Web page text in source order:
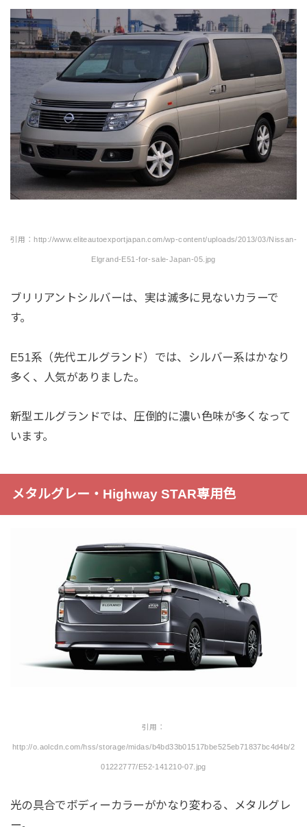
引用：http://www.eliteautoexportjapan.com/wp-content/uploads/2013/03/Nissan-
Elgrand-E51-for-sale-Japan-05.jpg
ブリリアントシルバーは、実は滅多に見ないカラーで
す。
E51系（先代エルグランド）では、シルバー系はかなり
多く、人気がありました。
新型エルグランドでは、圧倒的に濃い色味が多くなって
います。
メタルグレー・Highway STAR専用色
引用：
http://o.aolcdn.com/hss/storage/midas/b4bd33b01517bbe525eb71837bc4d4b/2
01222777/E52-141210-07.jpg
光の具合でボディーカラーがかなり変わる、メタルグレ